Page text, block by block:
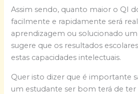
Assim sendo, quanto maior o QI
facilmente e rapidamente será
aprendizagem ou solucionado
sugere que os resultados
estas capacidades intelectuais.
Quer isto dizer que é importante
um estudante ser bom terá de